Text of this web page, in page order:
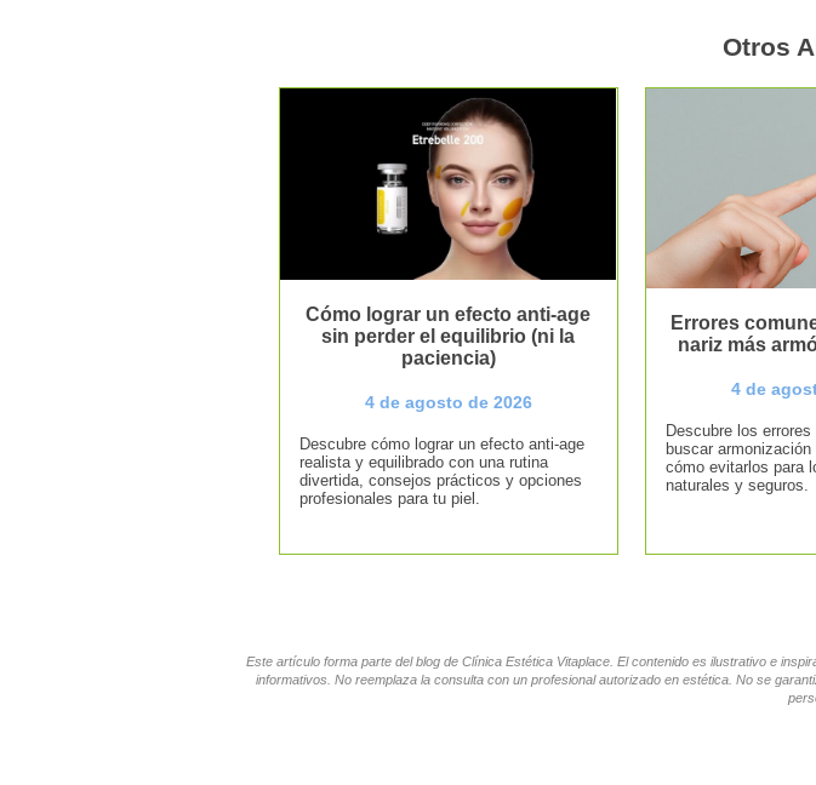
Otros
Cómo lograr un efecto anti-age
sin perder el equilibrio (ni la
paciencia)
4 de agosto de 2026
Descubre cómo lograr un efecto anti-age
realista y equilibrado con una rutina
divertida, consejos prácticos y opciones
profesionales para tu piel.
Errores
nariz más
4 de
Descubre los
buscar
cómo evitarlos para
naturales y seguros.
Este artículo forma parte del blog de Clínica Estética Vitaplace. El contenido es ilustrativo e
informativos. No reemplaza la consulta con un profesional autorizado en estética. No se